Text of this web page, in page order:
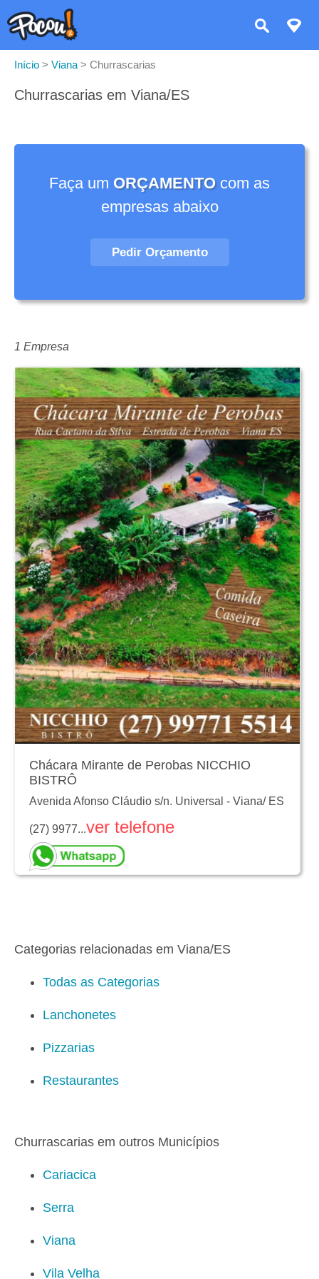
Início > Viana > Churrascarias
Churrascarias em Viana/ES
Faça um ORÇAMENTOcom as
empresas abaixo
Pedir Orçamento
1 Empresa
Chácara Mirante de Perobas NICCHIO
BISTRÔ
Avenida Afonso Cláudio s/n. Universal - Viana/ ES
(27) 9977...ver telefone
Categorias relacionadas em Viana/ES
Todas as Categorias
Lanchonetes
Pizzarias
Restaurantes
Churrascarias em outros Municípios
Cariacica
Serra
Viana
Vila Velha